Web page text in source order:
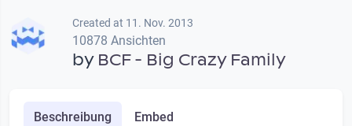
Created at 11. Nov. 2013
10878 Ansichten
by BCF - Big Crazy Family
Beschreibung Embed